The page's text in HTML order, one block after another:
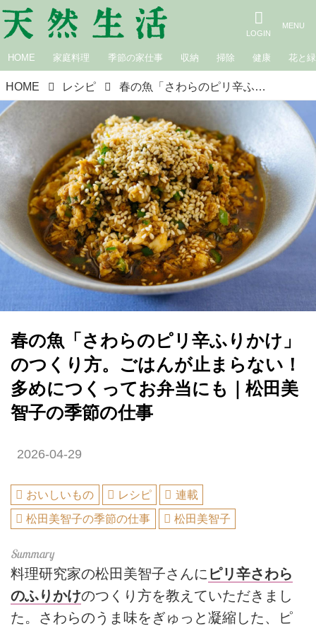
HOME 家庭料理 季節の家仕事 収納 掃除 健康 花と緑
HOME レシピ 春の魚「さわらのピリ辛ふりかけ」のつくり方。ごはんが止まらない！多めにつくってお弁当にも｜松田美智子の季節の仕事
春の魚「さわらのピリ辛ふりかけ」
のつくり方。ごはんが止まらない！
多めにつくってお弁当にも｜松田美
智子の季節の仕事
2026-04-29
おいしいもの レシピ
連載
松田美智子の季節の仕事
松田美智子
料理研究家の松田美智子さんに ピリ辛さわら
のふりかけのつくり方を教えていただきまし
た。さわらのうま味をぎゅっと凝縮した、ピ